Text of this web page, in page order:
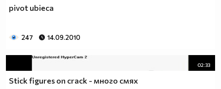
pivot ubieca
247 14.09.2010
02:33
Stick figures on crack - много смях